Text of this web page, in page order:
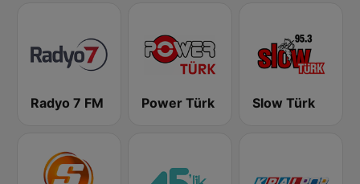
Radyo 7 FM Power Türk Slow Türk